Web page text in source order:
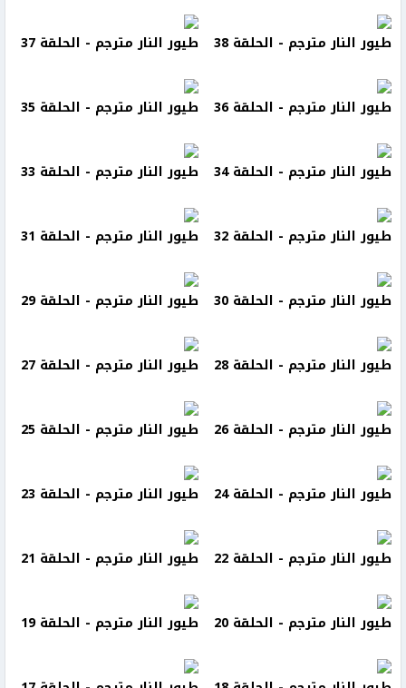
طيور النار مترجم - الحلقة 38 طيور النار مترجم - الحلقة 37
طيور النار مترجم - الحلقة 36 طيور النار مترجم - الحلقة 35
طيور النار مترجم - الحلقة 34 طيور النار مترجم - الحلقة 33
طيور النار مترجم - الحلقة 32 طيور النار مترجم - الحلقة 31
طيور النار مترجم - الحلقة 30 طيور النار مترجم - الحلقة 29
طيور النار مترجم - الحلقة 28 طيور النار مترجم - الحلقة 27
طيور النار مترجم - الحلقة 26 طيور النار مترجم - الحلقة 25
طيور النار مترجم - الحلقة 24 طيور النار مترجم - الحلقة 23
طيور النار مترجم - الحلقة 22 طيور النار مترجم - الحلقة 21
طيور النار مترجم - الحلقة 20 طيور النار مترجم - الحلقة 19